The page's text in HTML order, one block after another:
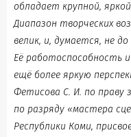
обладает крупной,
Диапазон творческих
велик, и, думается, не
Её работоспособность
ещё более яркую
Фетисова С. И. по праву
по разряду «мастера
Республики Коми,